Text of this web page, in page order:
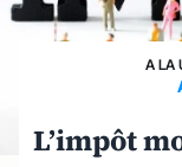
A LA
L’impôt